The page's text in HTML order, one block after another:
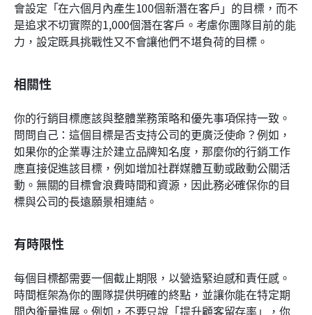
會設定「在六個月內產生100個新潛在客戶」的目標，而不
是追求不切實際的1,000個潛在客戶。考慮你團隊目前的能
力，設定既具挑戰性又不會讓他們不堪負荷的目標。
相關性
你的行銷目標應該與整體業務策略和優先事項保持一致。
問問自己：這個目標是否支持公司的更廣泛使命？例如，
如果你的企業專注於建立品牌知名度，那麼你的行銷工作
應直接促進該目標，例如增加社群媒體互動或啟動公關活
動。無關的目標會浪費時間和資源，因此務必確保你的目
標與公司的長遠願景相連結。
有時限性
每個目標都需要一個截止期限，以營造緊迫感和責任感。
時間框架為你的團隊提供明確的終點，並讓你能在特定期
間內衡量進展。例如，不要只說「提升顧客留存率」，你